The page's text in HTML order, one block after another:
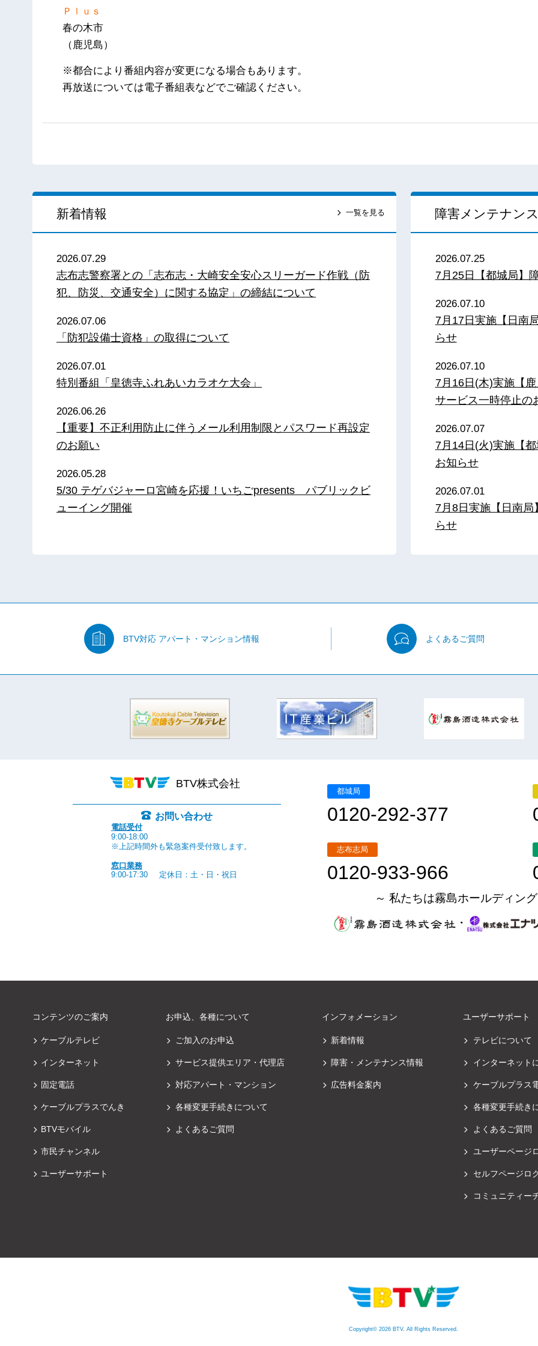
Ｐｌｕｓ
春の木市
（鹿児島）
※都合により番組内容が変更になる場合もあります。
再放送については電子番組表などでご確認ください。
新着情報 一覧を見る
2026.07.29
志布志警察署との「志布志・大崎安全安心スリーガード作戦（防
犯、防災、交通安全）に関する協定」の締結について
2026.07.06
「防犯設備士資格」の取得について
2026.07.01
特別番組「皇徳寺ふれあいカラオケ大会」
2026.06.26
【重要】不正利用防止に伴うメール利用制限とパスワード再設定
のお願い
2026.05.28
5/30 テゲバジャーロ宮崎を応援！いちごpresents パブリックビ
ューイング開催
障害メンテナン
2026.07.25
7月25日【都城局】
2026.07.10
7月17日実施【日南
らせ
2026.07.10
7月16日(木)実施【
サービス一時停止の
2026.07.07
7月14日(火)実施【
お知らせ
2026.07.01
7月8日実施【日南
らせ
BTV対応 アパート・マンション情報 よくあるご質問
BTV株式会社
お問い合わせ
電話受付
9:00-18:00
※上記時間外も緊急案件受付致します。
窓口業務
9:00-17:30
定休日：土・日・祝日
都城局
0120-292-377
志布志局
0120-933-966
～ 私たちは霧島ホールディン
・
コンテンツのご案内
ケーブルテレビ
インターネット
固定電話
ケーブルプラスでんき
BTVモバイル
市民チャンネル
ユーザーサポート
お申込、各種について
ご加入のお申込
サービス提供エリア・代理店
対応アパート・マンション
各種変更手続きについて
よくあるご質問
インフォメーション
新着情報
障害・メンテナンス情報
広告料金案内
ユーザーサポート
テレビについて
インターネット
ケーブルプラス
各種変更手続き
よくあるご質問
ユーザーページ
セルフページロ
コミュニティー
Copyright© 2026 BTV. All Rights Reserved.